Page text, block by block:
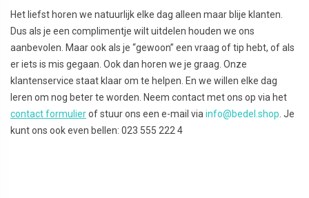
Het liefst horen we natuurlijk elke dag alleen maar blije klanten.
Dus als je een complimentje wilt uitdelen houden we ons
aanbevolen. Maar ook als je “gewoon” een vraag of tip hebt, of als
er iets is mis gegaan. Ook dan horen we je graag. Onze
klantenservice staat klaar om te helpen. En we willen elke dag
leren om nog beter te worden. Neem contact met ons op via het
contact formulierof stuur ons een e-mail via info@bedel.shop . Je
kunt ons ook even bellen: 023 555 222 4